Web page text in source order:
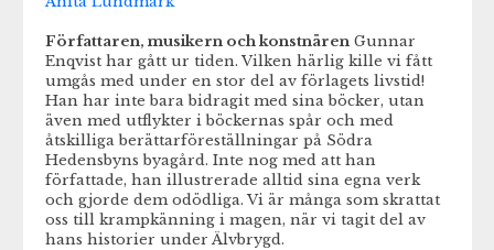
Författaren, musikern och konstnären Gunnar
Enqvist har gått ur tiden. Vilken härlig kille vi fått
umgås med under en stor del av förlagets livstid!
Han har inte bara bidragit med sina böcker, utan
även med utflykter i böckernas spår och med
åtskilliga berättarföreställningar på Södra
Hedensbyns byagård. Inte nog med att han
författade, han illustrerade alltid sina egna verk
och gjorde dem odödliga. Vi är många som skrattat
oss till krampkänning i magen, när vi tagit del av
hans historier under Älvbrygd.